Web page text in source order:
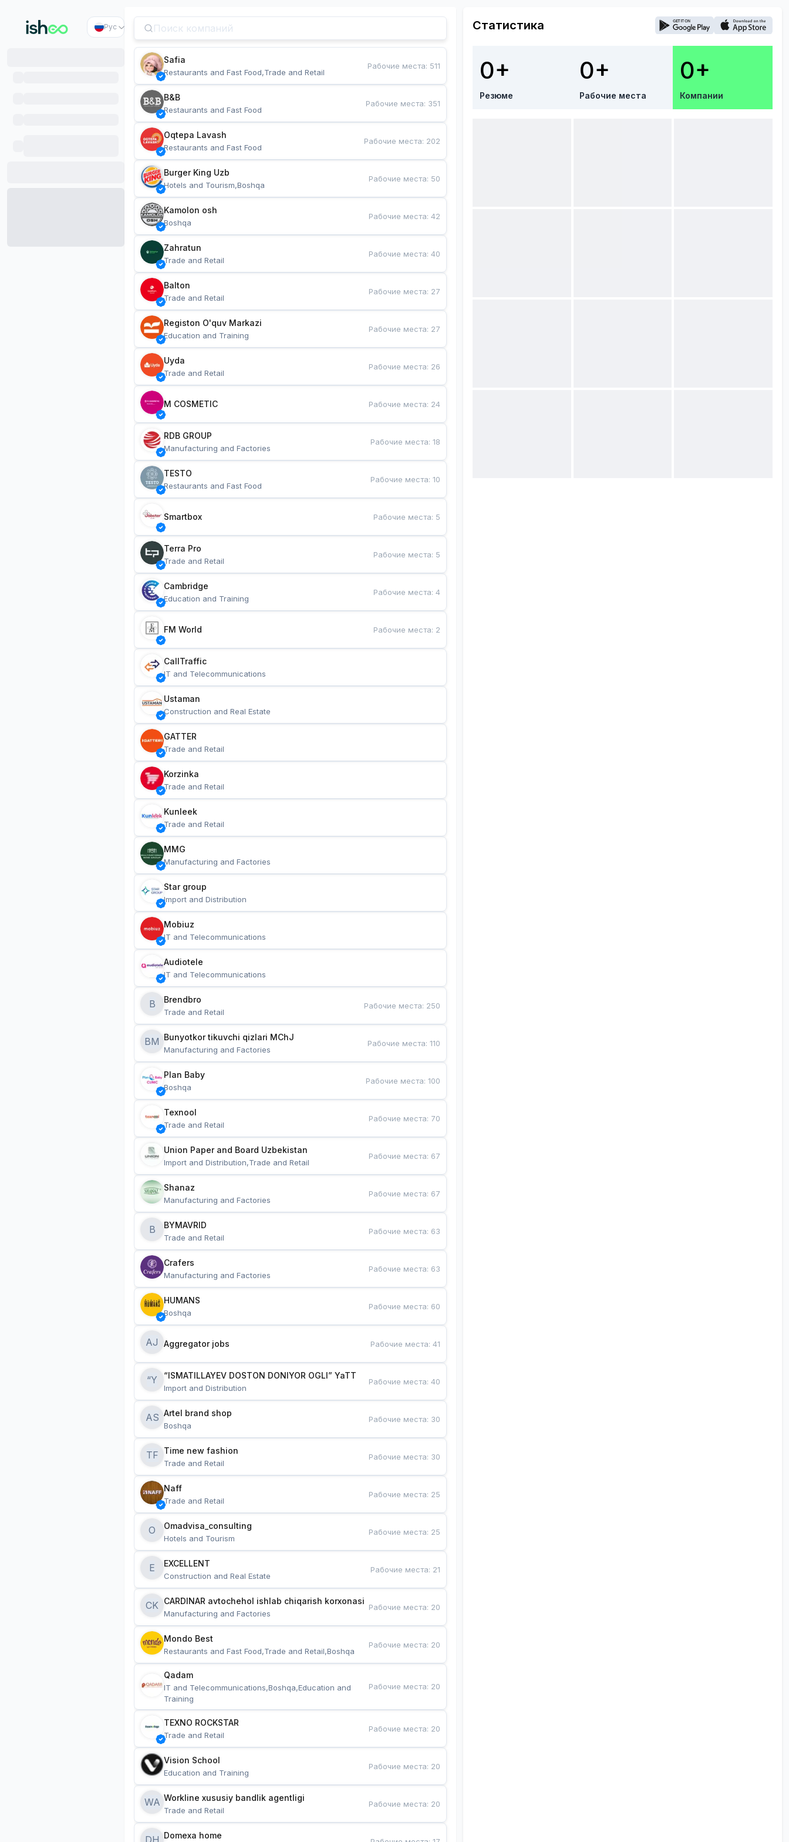
Рус
Safia
Restaurants and Fast Food,Trade and Retail
Рабочие места: 511
B&B
Restaurants and Fast Food
Рабочие места: 351
Oqtepa Lavash
Restaurants and Fast Food
Рабочие места: 202
Burger King Uzb
Hotels and Tourism,Boshqa
Рабочие места: 50
Kamolon osh
Boshqa
Рабочие места:42
Zahratun
Trade and Retail
Рабочие места:40
Balton
Trade and Retail
Рабочие места: 27
Registon O'quv Markazi
Education and Training
Рабочие места: 27
Uyda
Trade and Retail
Рабочие места: 26
M COSMETIC Рабочие места: 24
RDB GROUP
Manufacturing and Factories
Рабочие места:18
TESTO
Restaurants and Fast Food
Рабочие места:10
Smartbox Рабочие места: 5
Terra Pro
Trade and Retail
Рабочие места: 5
Cambridge
Education and Training
Рабочие места:4
FM World Рабочие места: 2
CallTraffic
IT and Telecommunications
Ustaman
Construction and Real Estate
GATTER
Trade and Retail
Korzinka
Trade and Retail
Kunleek
Trade and Retail
MMG
Manufacturing and Factories
Star group
Import and Distribution
Mobiuz
IT and Telecommunications
Audiotele
IT and Telecommunications
B Brendbro
Trade and Retail
Рабочие места: 250
BM
Manufacturing and Factories
Рабочие места:110
Plan Baby
Boshqa
Рабочие места:100
Texnool
Trade and Retail
Рабочие места: 70
Union Paper and Board Uzbekistan
Import and Distribution,Trade and Retail
Рабочие места: 67
Shanaz
Manufacturing and Factories
Рабочие места: 67
B BYMAVRID
Trade and Retail
Рабочие места: 63
Crafers
Manufacturing and Factories
Рабочие места: 63
HUMANS
Boshqa
Рабочие места: 60
AJ Aggregator jobs Рабочие места:41
“Y “ISMATILLAYEV DOSTON DONIYOR OGLI” YaTT
Import and Distribution
Рабочие места:40
AS Artel brand shop
Boshqa
Рабочие места: 30
TF Time new fashion
Trade and Retail
Рабочие места: 30
Naff
Trade and Retail
Рабочие места: 25
O Omadvisa_consulting
Hotels and Tourism
Рабочие места: 25
E EXCELLENT
Construction and Real Estate
Рабочие места: 21
CK CARDINAR avtochehol ishlab chiqarish korxonasi
Manufacturing and Factories
Рабочие места: 20
Mondo Best
Restaurants and Fast Food,Trade and Retail,Boshqa
Рабочие места: 20
Qadam
IT and Telecommunications,Boshqa,Education and
Training
Рабочие места: 20
TEXNO ROCKSTAR
Trade and Retail
Рабочие места: 20
Vision School
Education and Training
Рабочие места: 20
WA Workline xususiy bandlik agentligi
Trade and Retail
Рабочие места: 20
DH Domexa home
Статистика
0+
Резюме
0+
Рабочие места
0+
Компании